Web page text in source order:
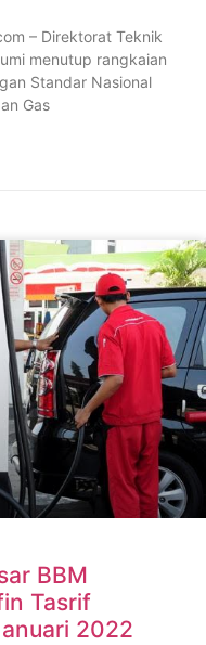
– Direktorat Teknik
menutup rangkaian
Standar Nasional
Gas
BBM
Tasrif
2022